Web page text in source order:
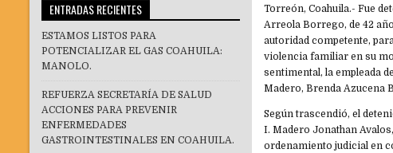
Torreón, Coahuila.- Fue
Arreola Borrego, de 42
autoridad competente,
violencia familiar en su
sentimental, la empleada
Madero, Brenda Azucena
Según trascendió, el
I. Madero Jonathan
ordenamiento judicial en
ENTRADAS RECIENTES
ESTAMOS LISTOS PARA
POTENCIALIZAR EL GAS COAHUILA:
MANOLO.
REFUERZA SECRETARÍA DE SALUD
ACCIONES PARA PREVENIR
ENFERMEDADES
GASTROINTESTINALES EN COAHUILA.